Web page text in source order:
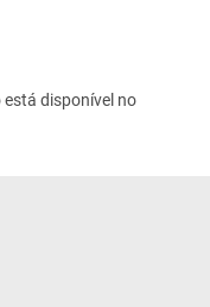
disponível no